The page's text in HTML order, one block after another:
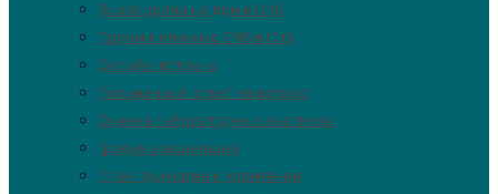
Вызов врача на дом в Спб
Прием в клинике EMS в Спб
Онлайн-встреча
Письменный ответ на вопрос
Оценка лабораторных анализов
График вакцинации
План прикорма и кормления